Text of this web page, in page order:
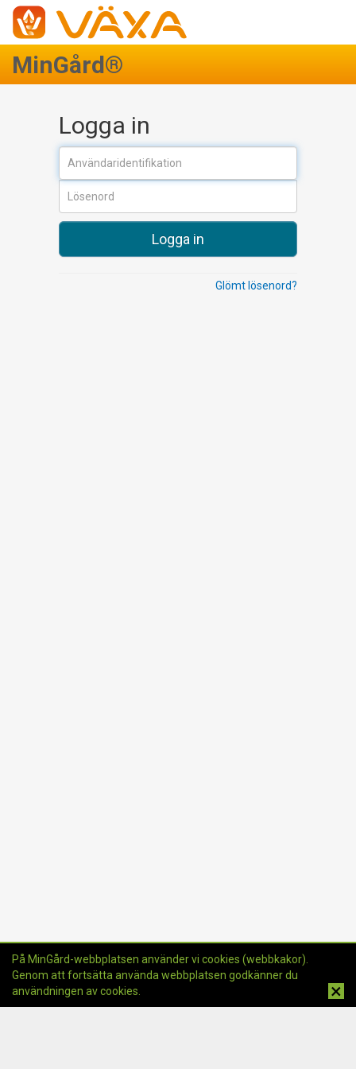
MinGård®
Logga in
Logga in
Glömt lösenord?
På MinGård-webbplatsen använder vi cookies (webbkakor).
Genom att fortsätta använda webbplatsen godkänner du
användningen av cookies.
×